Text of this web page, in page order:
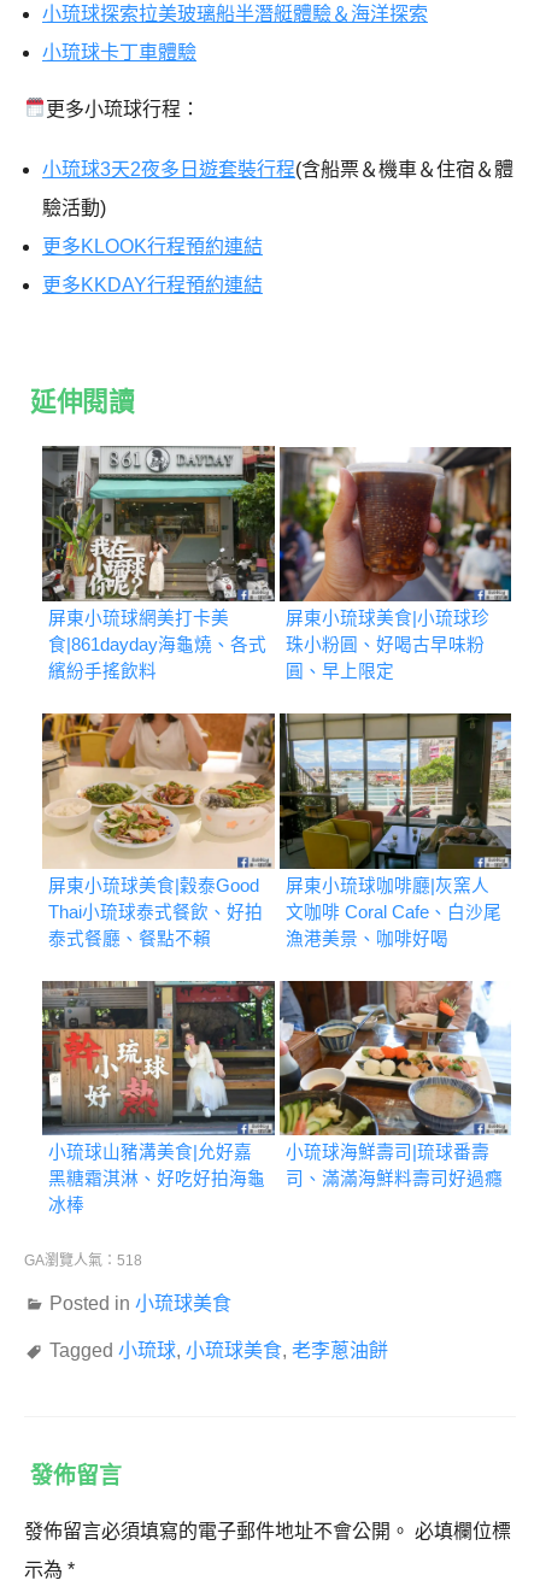
小琉球探索拉美玻璃船半潛艇體驗＆海洋探索
小琉球卡丁車體驗
更多小琉球行程：
小琉球3天2夜多日遊套裝行程(含船票＆機車＆住宿＆體
驗活動)
更多KLOOK行程預約連結
更多KKDAY行程預約連結
延伸閱讀
屏東小琉球網美打卡美
食|861dayday海龜燒、各式
繽紛手搖飲料
屏東小琉球美食|小琉球珍
珠小粉圓、好喝古早味粉
圓、早上限定
屏東小琉球美食|穀泰Good
Thai小琉球泰式餐飲、好拍
泰式餐廳、餐點不賴
屏東小琉球咖啡廳|灰窯人
文咖啡 Coral Cafe、白沙尾
漁港美景、咖啡好喝
小琉球山豬溝美食|允好嘉
黑糖霜淇淋、好吃好拍海龜
冰棒
小琉球海鮮壽司|琉球番壽
司、滿滿海鮮料壽司好過癮
GA瀏覽人氣：518
Posted in 小琉球美食
Tagged 小琉球, 小琉球美食, 老李蔥油餅
發佈留言
發佈留言必須填寫的電子郵件地址不會公開。 必填欄位標
示為 *